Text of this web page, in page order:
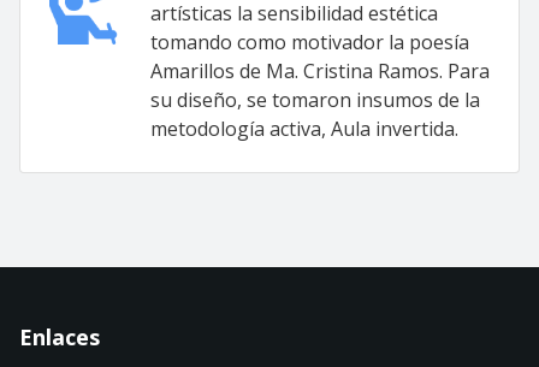
artísticas la sensibilidad estética
tomando como motivador la poesía
Amarillos de Ma. Cristina Ramos. Para
su diseño, se tomaron insumos de la
metodología activa, Aula invertida.
Enlaces